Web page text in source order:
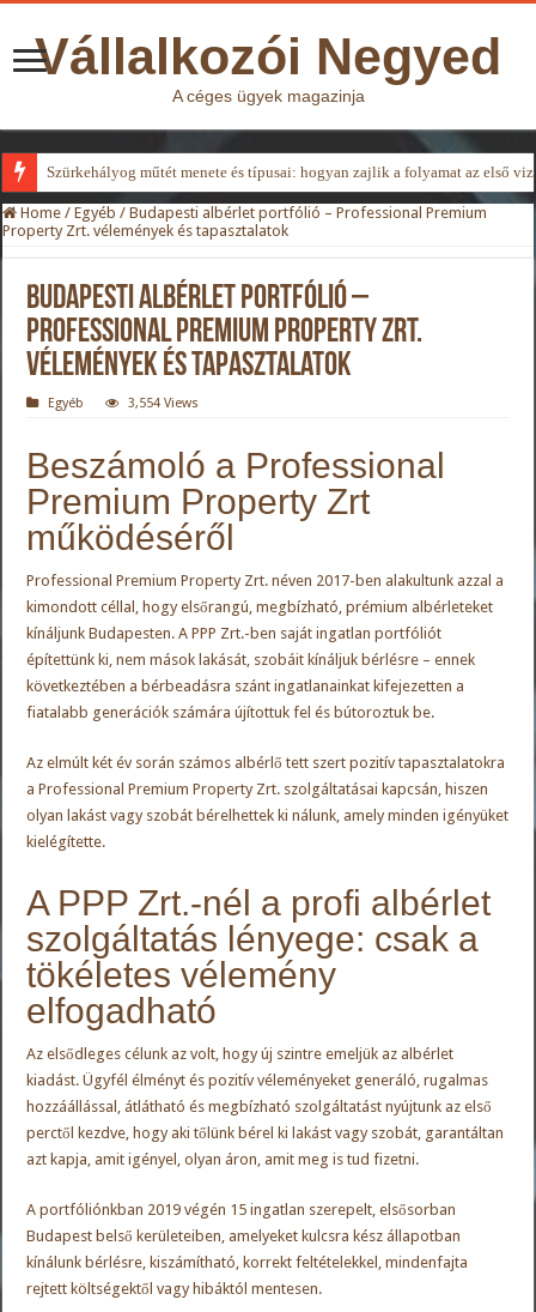
Vállalkozói Negyed
A céges ügyek magazinja
Szürkehályog műtét menete és típusai: hogyan zajlik a folyamat az első
Home / Egyéb / Budapesti albérlet portfólió – Professional Premium
Property Zrt. vélemények és tapasztalatok
Budapesti albérlet portfólió –
Professional Premium Property Zrt.
vélemények és tapasztalatok
Egyéb 3,554 Views
Beszámoló a Professional
Premium Property Zrt
működéséről
Professional Premium Property Zrt. néven 2017-ben alakultunk azzal a
kimondott céllal, hogy elsőrangú, megbízható, prémium albérleteket
kínáljunk Budapesten. A PPP Zrt.-ben saját ingatlan portfóliót
építettünk ki, nem mások lakását, szobáit kínáljuk bérlésre – ennek
következtében a bérbeadásra szánt ingatlanainkat kifejezetten a
fiatalabb generációk számára újítottuk fel és bútoroztuk be.
Az elmúlt két év során számos albérlő tett szert pozitív tapasztalatokra
a Professional Premium Property Zrt. szolgáltatásai kapcsán, hiszen
olyan lakást vagy szobát bérelhettek ki nálunk, amely minden igényüket
kielégítette.
A PPP Zrt.-nél a profi albérlet
szolgáltatás lényege: csak a
tökéletes vélemény
elfogadható
Az elsődleges célunk az volt, hogy új szintre emeljük az albérlet
kiadást. Ügyfél élményt és pozitív véleményeket generáló, rugalmas
hozzáállással, átlátható és megbízható szolgáltatást nyújtunk az első
perctől kezdve, hogy aki tőlünk bérel ki lakást vagy szobát, garantáltan
azt kapja, amit igényel, olyan áron, amit meg is tud fizetni.
A portfóliónkban 2019 végén 15 ingatlan szerepelt, elsősorban
Budapest belső kerületeiben, amelyeket kulcsra kész állapotban
kínálunk bérlésre, kiszámítható, korrekt feltételekkel, mindenfajta
rejtett költségektől vagy hibáktól mentesen.